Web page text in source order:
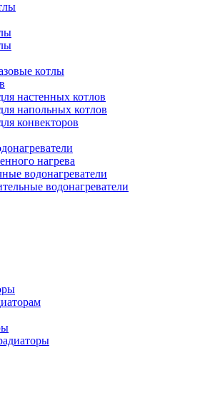
котлы
настенных котлов
напольных котлов
конвекторов
нагрева
водонагреватели
водонагреватели